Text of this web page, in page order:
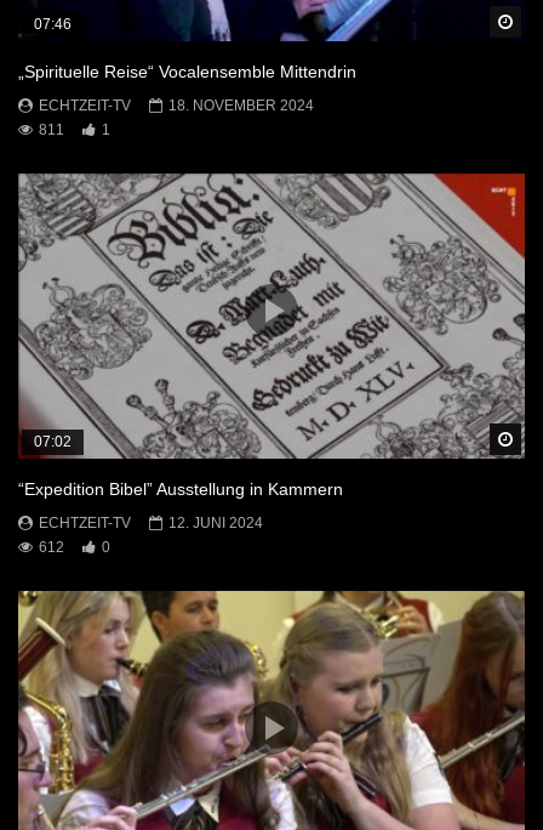
07:46
„Spirituelle Reise“ Vocalensemble Mittendrin
ECHTZEIT-TV
18. NOVEMBER 2024
811
1
07:02
“Expedition Bibel” Ausstellung in Kammern
ECHTZEIT-TV
12. JUNI 2024
612
0